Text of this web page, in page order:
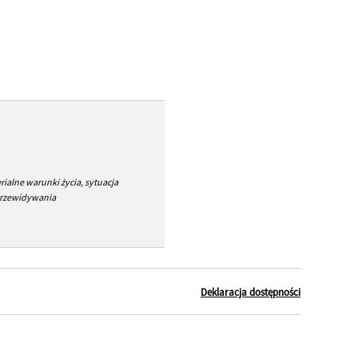
warunki życia, sytuacja
Deklaracja dostępności